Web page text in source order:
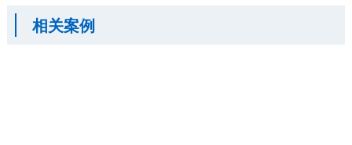
相关案例